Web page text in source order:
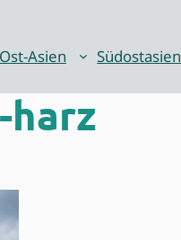
Ost-Asien Südostasien